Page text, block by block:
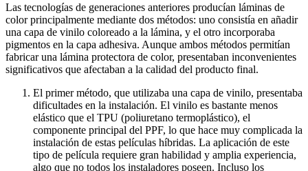
Las tecnologías de generaciones anteriores producían láminas de
color principalmente mediante dos métodos: uno consistía en añadir
una capa de vinilo coloreado a la lámina, y el otro incorporaba
pigmentos en la capa adhesiva. Aunque ambos métodos permitían
fabricar una lámina protectora de color, presentaban inconvenientes
significativos que afectaban a la calidad del producto final.
El primer método, que utilizaba una capa de vinilo, presentaba
dificultades en la instalación. El vinilo es bastante menos
elástico que el TPU (poliuretano termoplástico), el
componente principal del PPF, lo que hace muy complicada la
instalación de estas películas híbridas. La aplicación de este
tipo de película requiere gran habilidad y amplia experiencia,
algo que no todos los instaladores poseen. Incluso los